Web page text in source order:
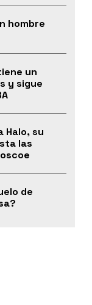
hombre
un
y sigue
Halo, su
las
de